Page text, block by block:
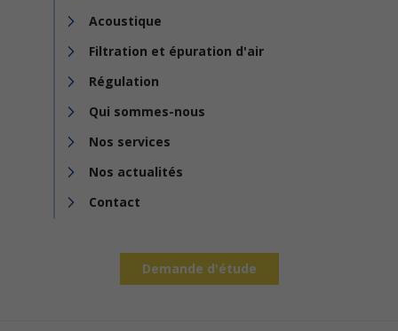
Acoustique
Filtration et épuration d'air
Régulation
Qui sommes-nous
Nos services
Nos actualités
Contact
Demande d'étude